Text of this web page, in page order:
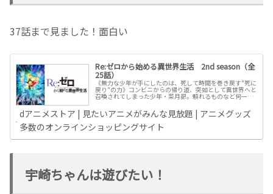
37話まで見ました！面白い
Re:ゼロから始める異世界生活 2nd season（全
25話）
《無力な少年が手にしたのは、死して時間を巻き戻す"死に
戻り"の力》コンビニからの帰り道、突如として異世界へと
召喚されてしまった少年・菜月昴。頼れるものなど何一つ
ない異世界で、無力な少年が手にした唯一の力……それは
死して時間を巻き戻す《死に戻...
dアニメストア | 見たいアニメがみんな見放題 | アニメグッズ
多数のオンラインショッピングサイト
宇崎ちゃんは遊びたい！